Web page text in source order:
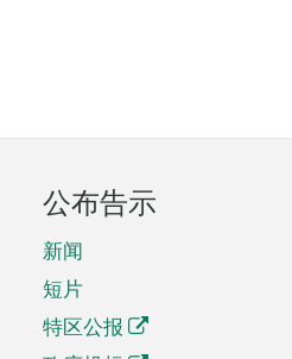
公布告示
新闻
短片
特区公报